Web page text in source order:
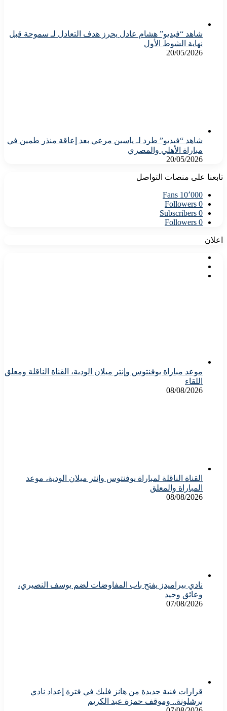
شاهد “فيديو” هشام عادل يحرز هدف التعادل لـ سموحة قبل
نهاية الشوط الأول
20/05/2026
شاهد “فيديو” طرد لـ ياسين مرعي بعد إعاقة منذر طمين في
مباراة الأهلي والمصري
20/05/2026
تابعنا على منصات التواصل
10٬000 Fans
0
Followers
0
Subscribers
0
Followers
اعلان
موعد مباراة يوفنتوس وإنتر ميلان الودية، القناة الناقلة ومعلق
اللقاء
08/08/2026
القناة الناقلة لمباراة يوفنتوس وإنتر ميلان الودية، موعد
المباراة والمعلق
08/08/2026
نادي بيراميدز يفتح باب المفاوضات لضم يوسف النصيري،
وعائق وحيد
07/08/2026
قرارات فنية جديدة من هانز فليك في فترة إعداد نادي
برشلونة.. وموقف حمزة عبد الكريم